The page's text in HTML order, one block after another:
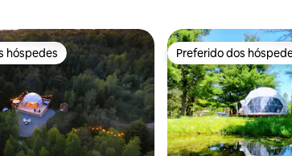
hóspedes
hóspedes Preferido dos
Preferido dos